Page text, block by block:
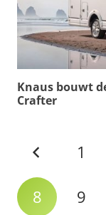
Knaus bouwt
Crafter
1
8 9